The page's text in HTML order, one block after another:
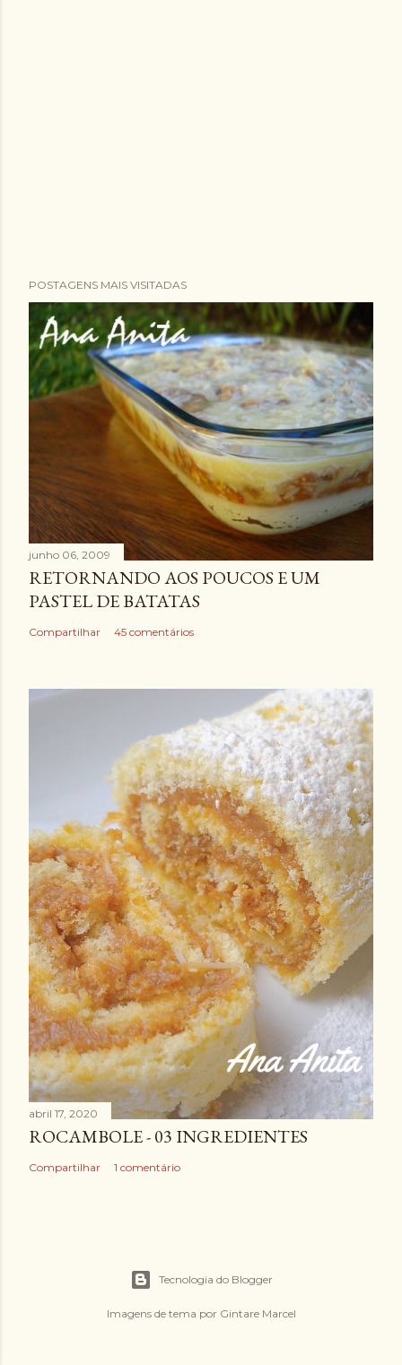
POSTAGENS MAIS VISITADAS
junho 06, 2009
RETORNANDO AOS POUCOS E UM
PASTEL DE BATATAS
Compartilhar 45 comentários
abril 17, 2020
ROCAMBOLE - 03 INGREDIENTES
Compartilhar 1 comentário
Tecnologia do Blogger
Imagens de tema por Gintare Marcel